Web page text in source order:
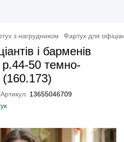
з нагрудником Фартух для
і барменів
50 темно-
Артикул: 13655046709